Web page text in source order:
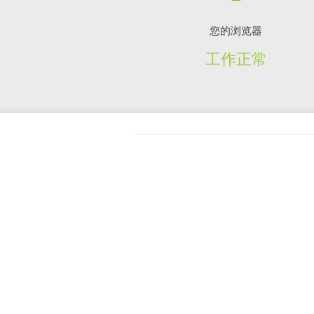
您的浏览器
工作正常